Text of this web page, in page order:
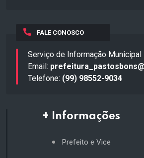
FALE CONOSCO
Serviço de Informação Municipal
Email:
Telefone: (99) 98552-9034
+ Informações
Prefeito e Vice